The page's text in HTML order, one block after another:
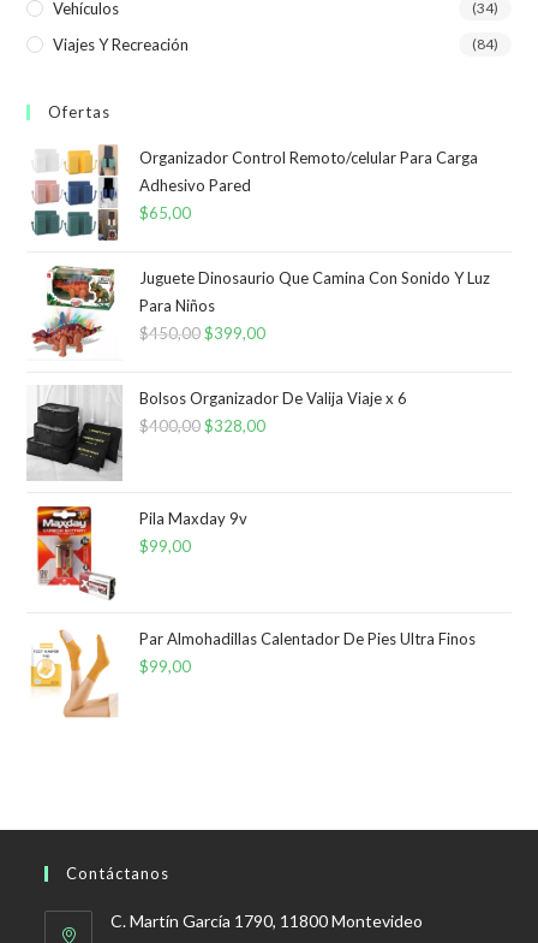
Vehículos (34)
Viajes Y Recreación (84)
Ofertas
Organizador Control Remoto/celular Para Carga
Adhesivo Pared
$65,00
Juguete Dinosaurio Que Camina Con Sonido Y Luz
Para Niños
$450,00El
original
era:
$399,00El
actual
es:
Bolsos Organizador De Valija Viaje x 6
$400,00El
era:
$328,00El
Pila Maxday 9v
$99,00
Par Almohadillas Calentador De Pies Ultra Finos
$99,00
Contáctanos
C. Martín García 1790, 11800 Montevideo